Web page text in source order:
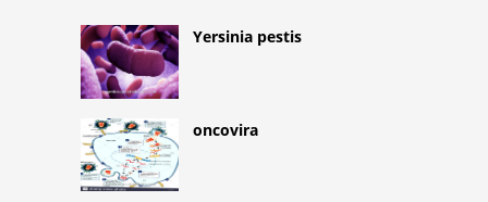
Yersinia pestis
oncovira